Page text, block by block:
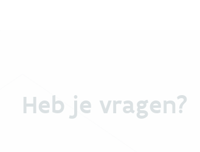
Heb je vragen?